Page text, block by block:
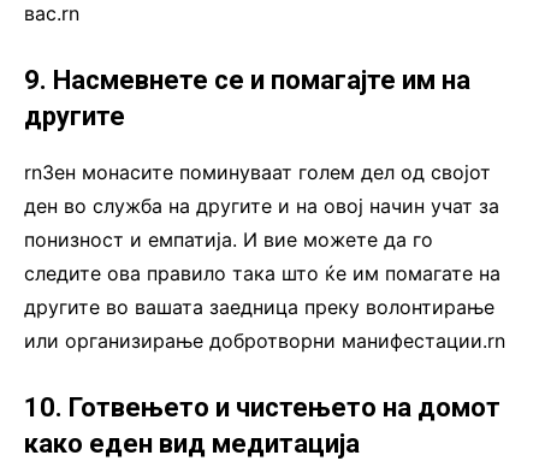
вас.rn
9. Насмевнете се и помагајте им на
другите
rnЗен монасите поминуваат голем дел од својот
ден во служба на другите и на овој начин учат за
понизност и емпатија. И вие можете да го
следите ова правило така што ќе им помагате на
другите во вашата заедница преку волонтирање
или организирање добротворни манифестации.rn
10. Готвењето и чистењето на домот
како еден вид медитација